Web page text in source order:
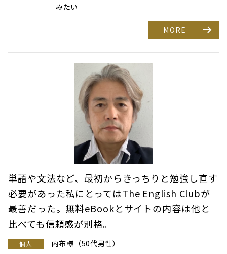
みたい
MORE
単語や文法など、最初からきっちりと勉強し直す
必要があった私にとってはThe English Clubが
最善だった。無料eBookとサイトの内容は他と
比べても信頼感が別格。
個人 内布様（50代男性）